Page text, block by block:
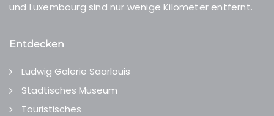
und Luxembourg sind nur wenige Kilometer entfernt.
Entdecken
Ludwig Galerie Saarlouis
Städtisches Museum
Touristisches